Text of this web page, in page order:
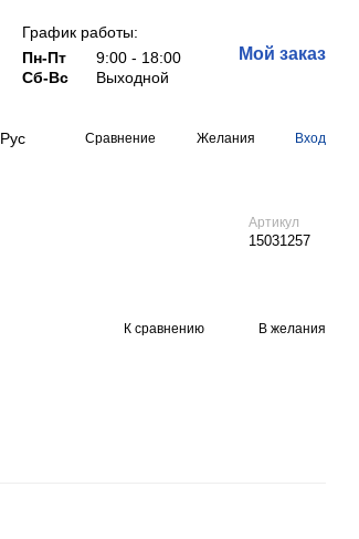
График работы:
Пн-Пт
9:00 - 18:00
Сб-Вс
Выходной
Мой заказ
Рус Сравнение Желания Вход
Артикул
15031257
К сравнению В желания